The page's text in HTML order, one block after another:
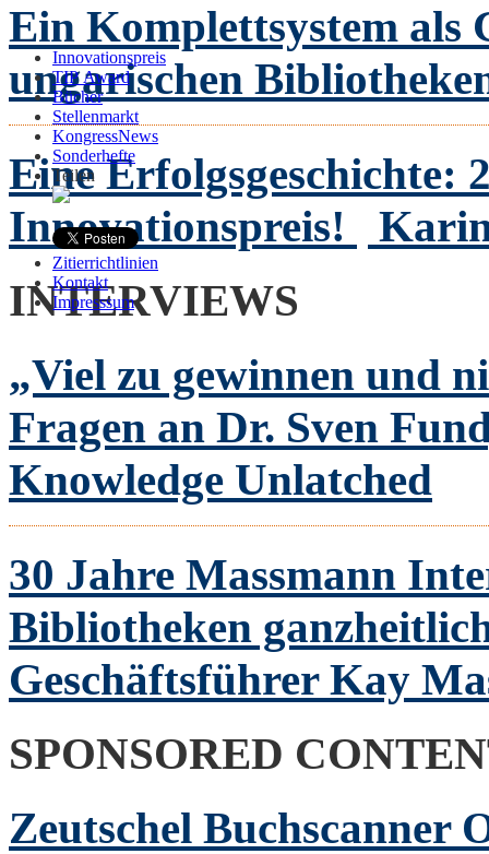
Innovationspreis
TIP Award
Bücher
Stellenmarkt
KongressNews
Sonderhefte
Teilen
Zitierrichtlinien
Kontakt
Impresssum
Ein Komplettsystem als
ungarischen
Eine Erfolgsgeschichte:
Innovationspreis!
INTERVIEWS
„Viel zu gewinnen und
Fragen an Dr. Sven
Knowledge Unlatched
30 Jahre Massmann
Bibliotheken
Geschäftsführer Kay
SPONSORED
Zeutschel Buchscanner